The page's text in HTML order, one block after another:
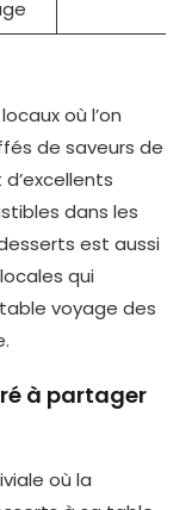
où l’on
de saveurs de
dans les
est aussi
qui
voyage des
à partager
où la